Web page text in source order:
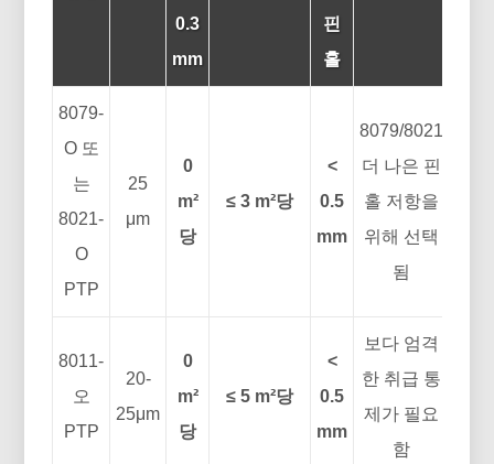
0.3
mm
핀
홀
8079-
O 또
는
8021-
O
PTP
25
μm
0
m²
당
≤ 3 m²당
<
0.5
mm
8079/8021
더 나은 핀
홀 저항을
위해 선택
됨
8011-
오
PTP
20-
25μm
0
m²
당
≤ 5 m²당
<
0.5
mm
보다 엄격
한 취급 통
제가 필요
함